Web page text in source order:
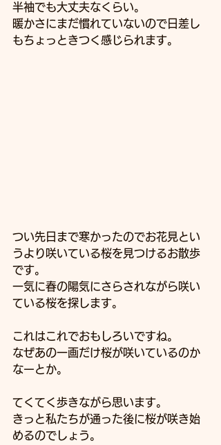
半袖でも大丈夫なくらい。
暖かさにまだ慣れていないので日差し
もちょっときつく感じられます。
つい先日まで寒かったのでお花見とい
うより咲いている桜を見つけるお散歩
です。
一気に春の陽気にさらされながら咲い
ている桜を探します。
これはこれでおもしろいですね。
なぜあの一画だけ桜が咲いているのか
なーとか。
てくてく歩きながら思います。
きっと私たちが通った後に桜が咲き始
めるのでしょう。